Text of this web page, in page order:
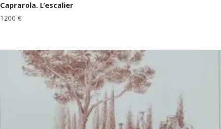
Caprarola. L’escalier
1200 €